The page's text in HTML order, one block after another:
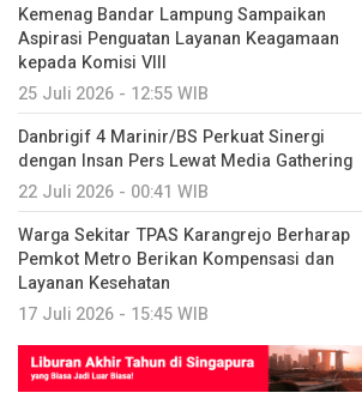
Kemenag Bandar Lampung Sampaikan
Aspirasi Penguatan Layanan Keagamaan
kepada Komisi VIII
25 Juli 2026 - 12:55 WIB
Danbrigif 4 Marinir/BS Perkuat Sinergi
dengan Insan Pers Lewat Media Gathering
22 Juli 2026 - 00:41 WIB
Warga Sekitar TPAS Karangrejo Berharap
Pemkot Metro Berikan Kompensasi dan
Layanan Kesehatan
17 Juli 2026 - 15:45 WIB